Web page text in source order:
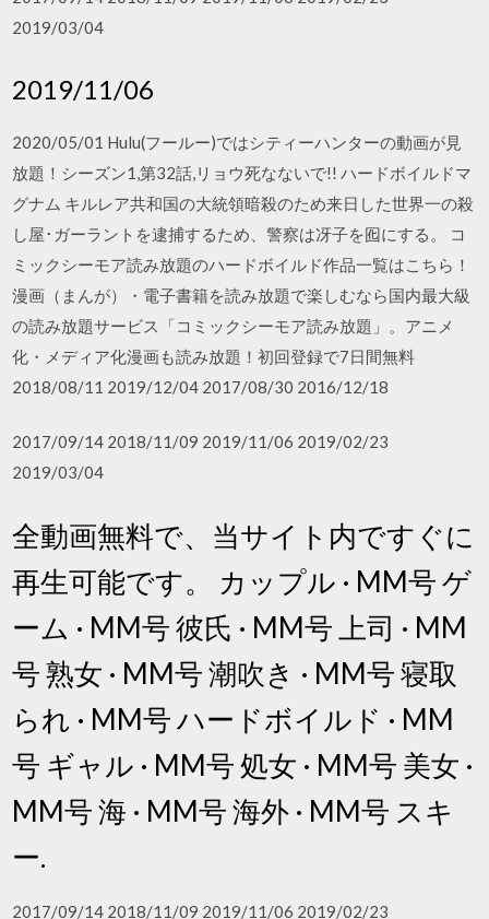
2019/03/04
2019/11/06
2020/05/01 Hulu(フールー)ではシティーハンターの動画が見
放題！シーズン1,第32話,リョウ死なないで!! ハードボイルドマ
グナム キルレア共和国の大統領暗殺のため来日した世界一の殺
し屋･ガーラントを逮捕するため、警察は冴子を囮にする。 コ
ミックシーモア読み放題のハードボイルド作品一覧はこちら！
漫画（まんが）・電子書籍を読み放題で楽しむなら国内最大級
の読み放題サービス「コミックシーモア読み放題」。アニメ
化・メディア化漫画も読み放題！初回登録で7日間無料
2018/08/11 2019/12/04 2017/08/30 2016/12/18
2017/09/14 2018/11/09 2019/11/06 2019/02/23
2019/03/04
全動画無料で、当サイト内ですぐに
再生可能です。 カップル · MM号 ゲ
ーム · MM号 彼氏 · MM号 上司 · MM
号 熟女 · MM号 潮吹き · MM号 寝取
られ · MM号 ハードボイルド · MM
号 ギャル · MM号 処女 · MM号 美女 ·
MM号 海 · MM号 海外 · MM号 スキ
ー.
2017/09/14 2018/11/09 2019/11/06 2019/02/23